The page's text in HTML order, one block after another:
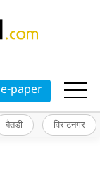
e-paper
बैतडी विराटनगर